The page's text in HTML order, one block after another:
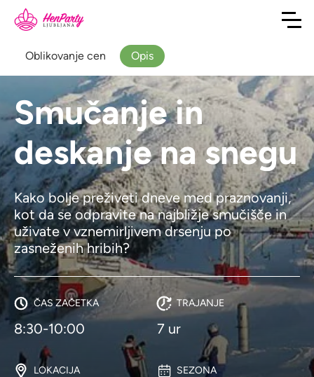
Smučanje in
deskanje na snegu
Kako bolje preživeti dneve med praznovanji,
kot da se odpravite na najbližje smučišče in
uživate v vznemirljivem drsenju po
zasneženih hribih?
ČAS ZAČETKA
8:30-10:00
TRAJANJE
7 ur
LOKACIJA SEZONA
Oblikovanje cen Opis